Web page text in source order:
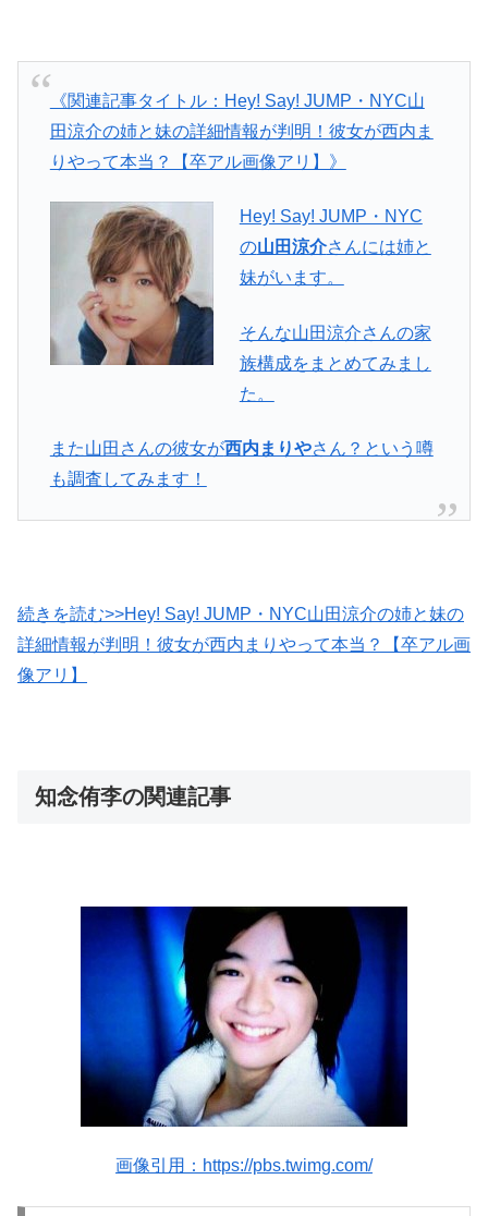
《関連記事タイトル：Hey! Say! JUMP・NYC山
田涼介の姉と妹の詳細情報が判明！彼女が西内ま
りやって本当？【卒アル画像アリ】》
Hey! Say! JUMP・NYC
の山田涼介さんには姉と
妹がいます。
そんな山田涼介さんの家
族構成をまとめてみまし
た。
また山田さんの彼女が西内まりやさん？という噂
も調査してみます！
続きを読む>>Hey! Say! JUMP・NYC山田涼介の姉と妹の
詳細情報が判明！彼女が西内まりやって本当？【卒アル画
像アリ】
知念侑李の関連記事
画像引用：https://pbs.twimg.com/